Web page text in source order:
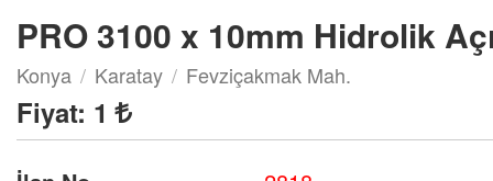
PRO 3100 x 10mm Hidrolik
Konya Karatay Fevziçakmak Mah.
Fiyat: 1